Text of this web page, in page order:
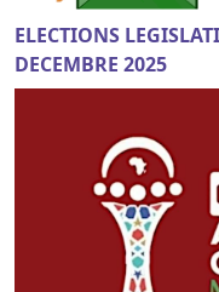
ELECTIONS
DECEMBRE 2025